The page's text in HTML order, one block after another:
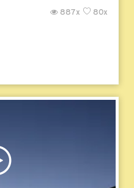
80x
887x